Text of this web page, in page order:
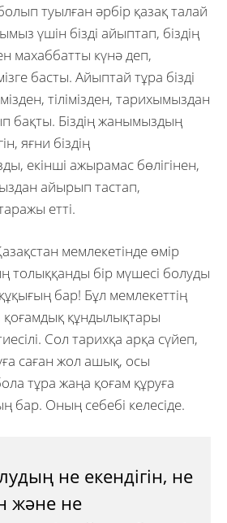
туылған әрбір қазақ талай
үшін бізді айыптап, біздің
махаббатты күнә деп,
басты. Айыптай тұра бізді
тілімізден, тарихымыздан
бақты. Біздің жанымыздың
яғни біздің
екінші ажырамас бөлігінен,
айырып тастап,
етті.
мемлекетінде өмір
толыққанды бір мүшесі болуды
бар! Бұл мемлекеттің
қоғамдық құндылықтары
Сол тарихқа арқа сүйеп,
саған жол ашық, осы
тұра жаңа қоғам құруға
бар. Оның себебі келесіде.
не екендігін, не
және не